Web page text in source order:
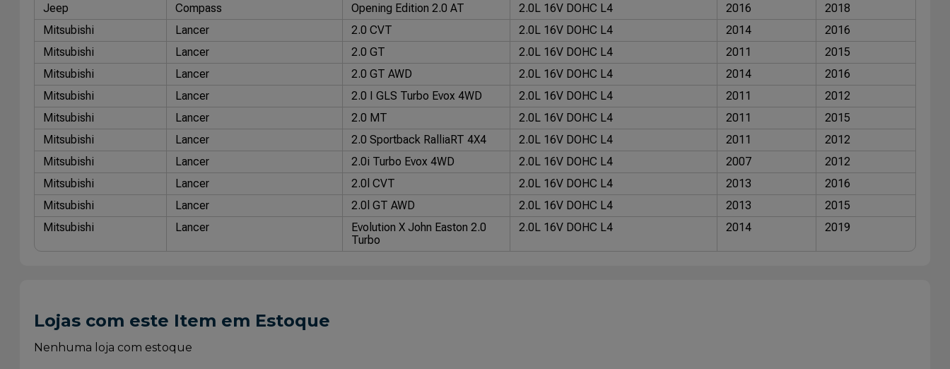
Jeep
Compass Opening Edition 2.0 AT 2.0L 16V DOHC L4 2016
2018
Mitsubishi
Lancer 2.0 CVT 2.0L 16V DOHC L4 2014
2016
Mitsubishi
Lancer 2.0 GT 2.0L 16V DOHC L4 2011
2015
Mitsubishi
Lancer 2.0 GT AWD 2.0L 16V DOHC L4 2014
2016
Mitsubishi
Lancer 2.0 I GLS Turbo Evox 4WD 2.0L 16V DOHC L4 2011
2012
Mitsubishi
Lancer 2.0 MT 2.0L 16V DOHC L4 2011
2015
Mitsubishi
Lancer 2.0 Sportback RalliaRT 4X4 2.0L 16V DOHC L4 2011
2012
Mitsubishi
Lancer 2.0i Turbo Evox 4WD 2.0L 16V DOHC L4 2007
2012
Mitsubishi
Lancer 2.0l CVT 2.0L 16V DOHC L4 2013
2016
Mitsubishi
Lancer 2.0l GT AWD 2.0L 16V DOHC L4 2013
2015
Mitsubishi
Lancer
Evolution X John Easton 2.0
Turbo
2.0L 16V DOHC L4 2014 2019
Lojas com este Item em Estoque
Nenhuma loja com estoque